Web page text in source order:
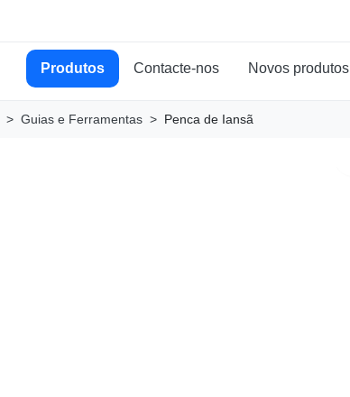
Produtos Contacte-nos Novos produtos
Guias e Ferramentas Penca de Iansã